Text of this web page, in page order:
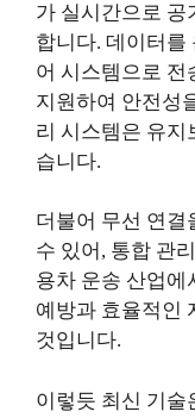
가 실시간으로 공
합니다. 데이터를
어 시스템으로 전
지원하여 안전성
리 시스템은 유지
습니다.
더불어 무선 연결
수 있어, 통합 관
용차 운송 산업에
예방과 효율적인
것입니다.
이렇듯 최신 기술